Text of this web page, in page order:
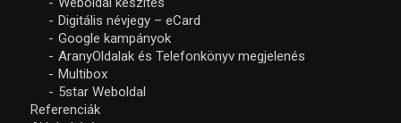
Digitális névjegy – eCard
Google kampányok
AranyOldalak és Telefonkönyv megjelenés
Multibox
5star Weboldal
Referenciák